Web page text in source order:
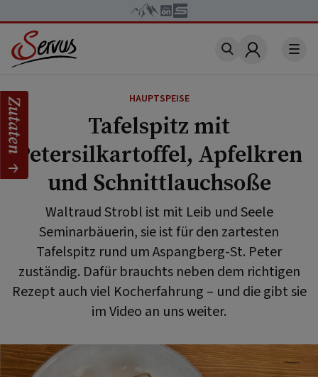
Account
HAUPTSPEISE
Tafelspitz mit
Petersilkartoffel, Apfelkren
und Schnittlauchsoße
Waltraud Strobl ist mit Leib und Seele
Seminarbäuerin, sie ist für den zartesten
Tafelspitz rund um Aspangberg-St. Peter
zuständig. Dafür brauchts neben dem richtigen
Rezept auch viel Kocherfahrung – und die gibt sie
im Video an uns weiter.
Zutaten